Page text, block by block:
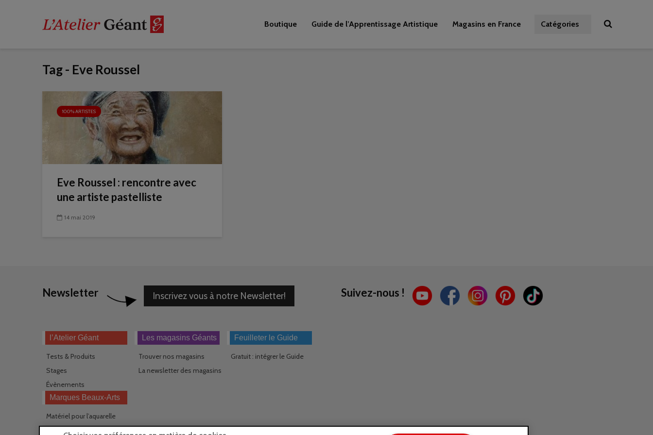
Boutique Guide de l’Apprentissage Artistique Magasins en France Catégories
Tag - Eve Roussel
100% ARTISTES
Eve Roussel : rencontre avec
une artiste pastelliste
14 mai 2019
Newsletter Inscrivez vous à notre Newsletter! Suivez-nous !
l’Atelier Géant
Tests & Produits
Stages
Évènements
Les magasins Géants
Trouver nos magasins
La newsletter des magasins
Feuilleter le Guide
Gratuit : intégrer le Guide
Marques Beaux-Arts
Matériel pour l’aquarelle
Matériel pour l’acrylique